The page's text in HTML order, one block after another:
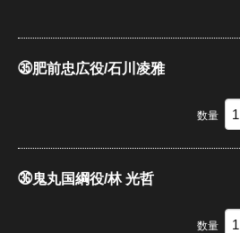
㉟肥前忠広役/石川凌雅
数量
㊱鬼丸国綱役/林 光哲
数量